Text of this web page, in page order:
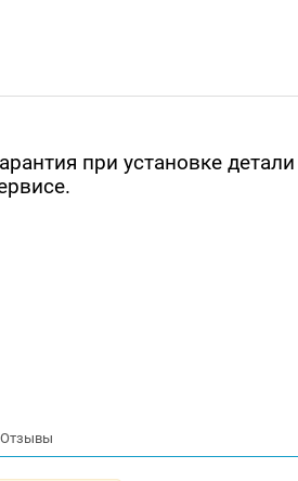
при установке детали
Отзывы